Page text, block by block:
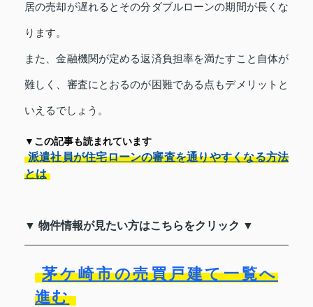
居の売却が遅れるとその分ダブルローンの期間が長くな
ります。
また、金融機関が定める返済負担率を満たすこと自体が
難しく、審査にとおるのが困難である点もデメリットと
いえるでしょう。
▼この記事も読まれています
派遣社員が住宅ローンの審査を通りやすくなる方法
とは
▼ 物件情報が見たい方はこちらをクリック ▼
茅ケ崎市の売買戸建て一覧へ
進む